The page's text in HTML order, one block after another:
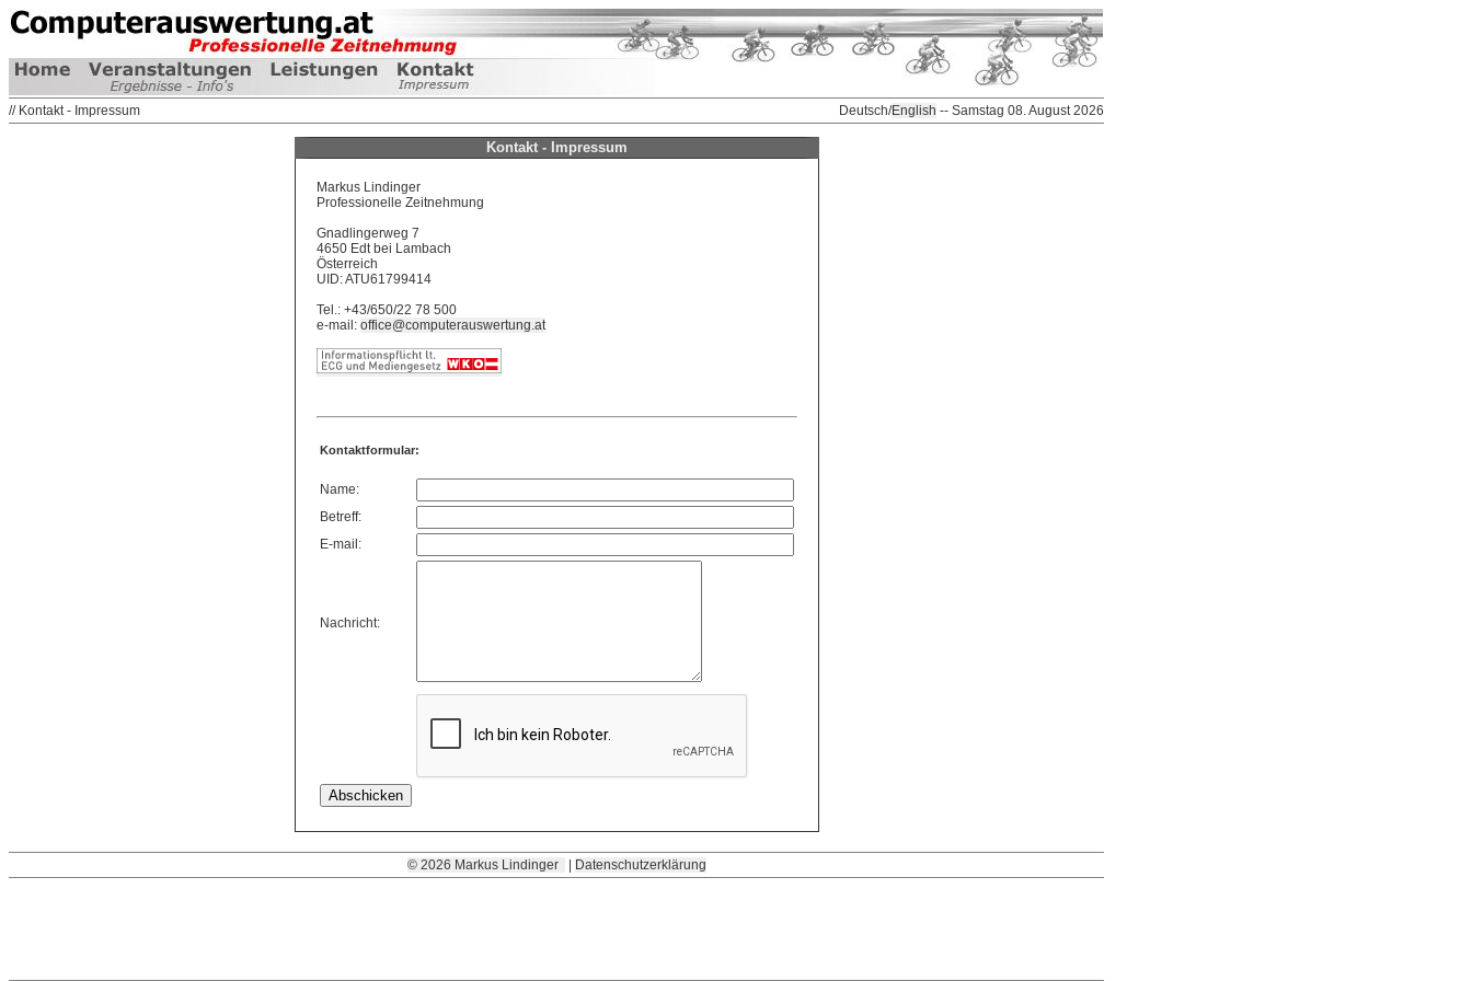
// Kontakt - Impressum Deutsch/English -- Samstag 08. August 2026
Kontakt - Impressum
Markus Lindinger
Professionelle Zeitnehmung
Gnadlingerweg 7
4650 Edt bei Lambach
Österreich
UID: ATU61799414
Tel.: +43/650/22 78 500
e-mail: office@computerauswertung.at
Kontaktformular:
Name:
Betreff:
E-mail:
Nachricht:
© 2026 Markus Lindinger Datenschutzerklärung